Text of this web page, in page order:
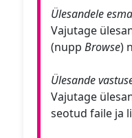
Ülesandele
Vajutage
(nupp Browse)
Ülesande
Vajutage
seotud faile ja